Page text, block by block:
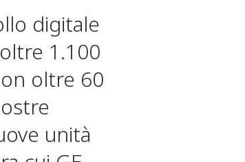
digitale
1.100
oltre 60
unità